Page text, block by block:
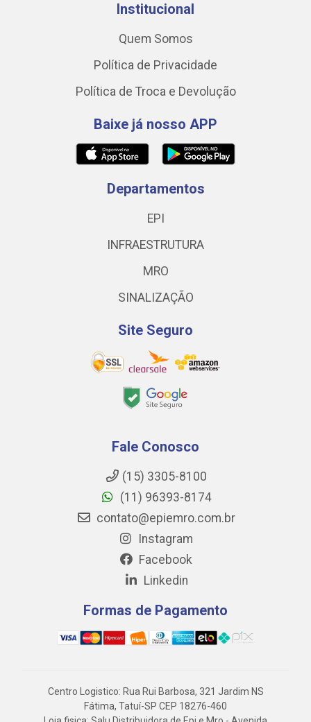
Institucional
Quem Somos
Política de Privacidade
Política de Troca e Devolução
Baixe já nosso APP
Departamentos
EPI
INFRAESTRUTURA
MRO
SINALIZAÇÃO
Site Seguro
Fale Conosco
(15) 3305-8100
(11) 96393-8174
contato@epiemro.com.br
Instagram
Facebook
Linkedin
Formas de Pagamento
Centro Logistico: Rua Rui Barbosa, 321 Jardim NS
Fátima, Tatuí-SP CEP 18276-460